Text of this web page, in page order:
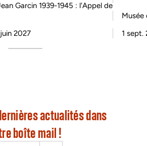
Garcin 1939-1945 : l'Appel de
2027
Musée
1 sept.
actualités dans
boîte mail !